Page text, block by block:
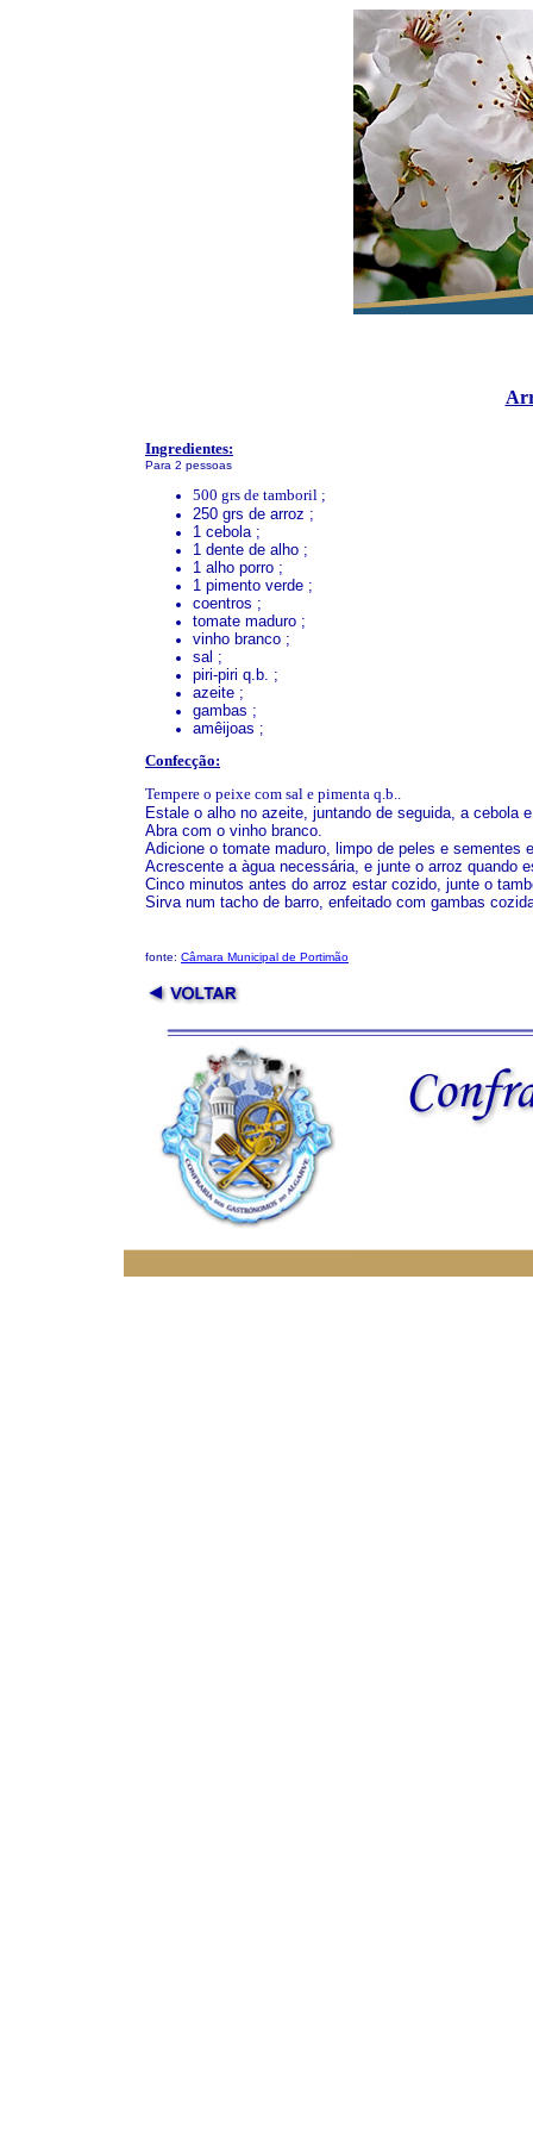
Ingredientes:
Para 2 pessoas
500 grs de tamboril ;
250 grs de arroz ;
1 cebola ;
1 dente de alho ;
1 alho porro ;
1 pimento verde ;
coentros ;
tomate maduro ;
vinho branco ;
sal ;
piri-piri q.b. ;
azeite ;
gambas ;
amêijoas ;
Confecção:
Tempere o peixe com sal e pimenta q.b..
Estale o alho no azeite, juntando de seguida, a cebola
Abra com o vinho branco.
Adicione o tomate maduro, limpo de peles e sementes
Acrescente a àgua necessária, e junte o arroz quando
Cinco minutos antes do arroz estar cozido, junte o
Sirva num tacho de barro, enfeitado com gambas
fonte: Câmara Municipal de Portimão